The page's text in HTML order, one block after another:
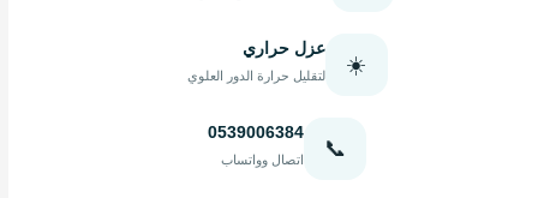
☀️
عزل حراري
لتقليل حرارة الدور العلوي
📞
0539006384
اتصال وواتساب